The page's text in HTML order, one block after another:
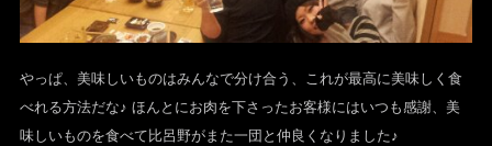
やっぱ、美味しいものはみんなで分け合う、これが最高に美味しく食
べれる方法だな♪ ほんとにお肉を下さったお客様にはいつも感謝、美
味しいものを食べて比呂野がまた一団と仲良くなりました♪